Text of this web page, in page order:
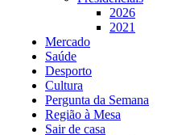
2026
2021
Mercado
Saúde
Desporto
Cultura
Pergunta da Semana
Região à Mesa
Sair de casa